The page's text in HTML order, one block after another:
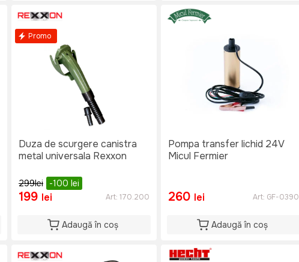
Promo
Duza de scurgere canistra
metal universala Rexxon
299lei -100 lei
199 lei Art: 170.200
Adaugă în coș
Pompa transfer lichid 24V
Micul Fermier
260 lei Art: GF-0390
Adaugă în coș